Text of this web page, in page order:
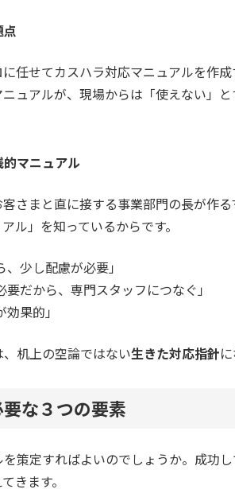
点
任せてカスハラ対応マニュアルを作
ュアルが、現場からは「使えない」
マニュアル
さまと直に接する事業部門の長が作る
ル」を知っているからです。
少し配慮が必要」
だから、専門スタッフにつなぐ」
果的」
机上の空論ではない生きた対応指針
な３つの要素
策定すればよいのでしょうか。成功
きます。